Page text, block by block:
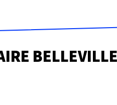
BELLEVILLE